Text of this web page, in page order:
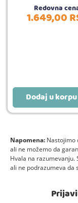
Redovna
1.649,00
Dodaj u korpu
Napomena: Nastojimo
ali ne možemo da
Hvala na razumevanju.
ali ne podrazumeva da